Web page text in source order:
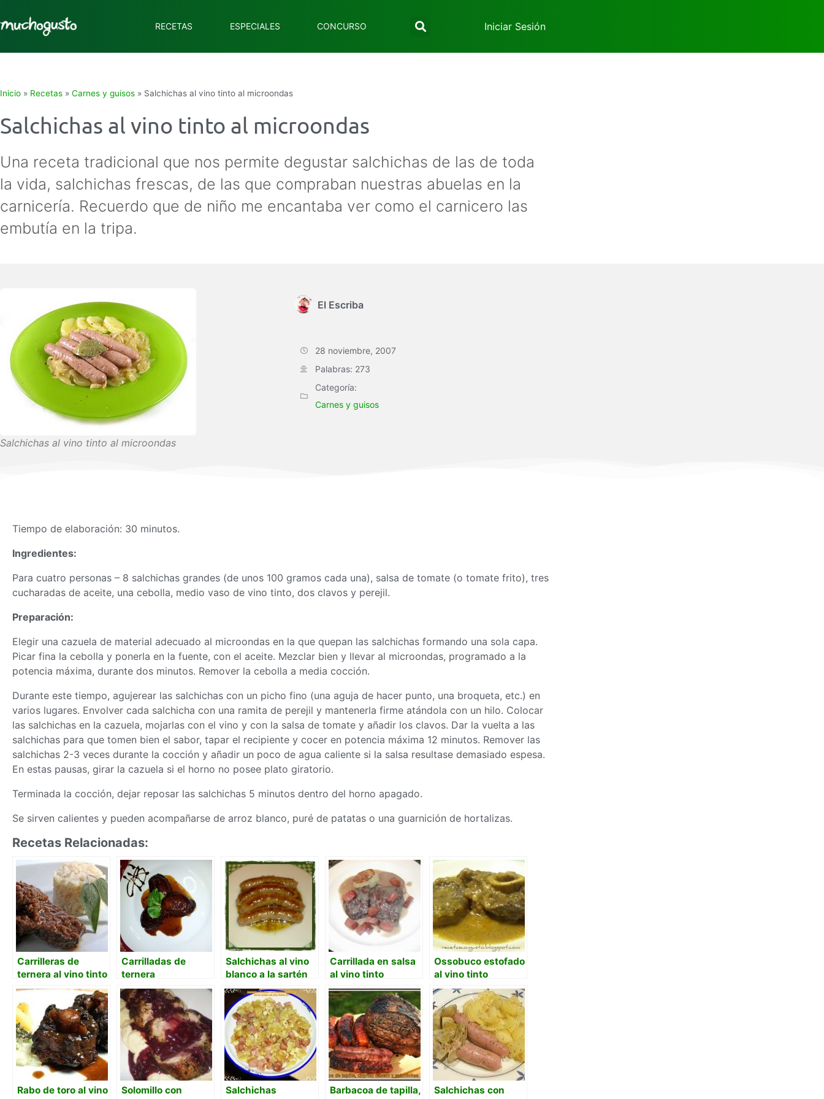
RECETAS ESPECIALES CONCURSO Iniciar Sesión
Inicio » Recetas » Carnes y guisos » Salchichas al vino tinto al microondas
Salchichas al vino tinto al microondas
Una receta tradicional que nos permite degustar salchichas de las de toda
la vida, salchichas frescas, de las que compraban nuestras abuelas en la
carnicería. Recuerdo que de niño me encantaba ver como el carnicero las
embutía en la tripa.
Salchichas al vino tinto al microondas
El Escriba
28 noviembre, 2007
Palabras: 273
Categoría:
Carnes y guisos
Tiempo de elaboración: 30 minutos.
Ingredientes:
Para cuatro personas – 8 salchichas grandes (de unos 100 gramos cada una), salsa de tomate (o tomate frito), tres
cucharadas de aceite, una cebolla, medio vaso de vino tinto, dos clavos y perejil.
Preparación:
Elegir una cazuela de material adecuado al microondas en la que quepan las salchichas formando una sola capa.
Picar fina la cebolla y ponerla en la fuente, con el aceite. Mezclar bien y llevar al microondas, programado a la
potencia máxima, durante dos minutos. Remover la cebolla a media cocción.
Durante este tiempo, agujerear las salchichas con un picho fino (una aguja de hacer punto, una broqueta, etc.) en
varios lugares. Envolver cada salchicha con una ramita de perejil y mantenerla firme atándola con un hilo. Colocar
las salchichas en la cazuela, mojarlas con el vino y con la salsa de tomate y añadir los clavos. Dar la vuelta a las
salchichas para que tomen bien el sabor, tapar el recipiente y cocer en potencia máxima 12 minutos. Remover las
salchichas 2-3 veces durante la cocción y añadir un poco de agua caliente si la salsa resultase demasiado espesa.
En estas pausas, girar la cazuela si el horno no posee plato giratorio.
Terminada la cocción, dejar reposar las salchichas 5 minutos dentro del horno apagado.
Se sirven calientes y pueden acompañarse de arroz blanco, puré de patatas o una guarnición de hortalizas.
Recetas Relacionadas:
Carrilleras de
ternera al vino tinto
Carrilladas de
ternera
caramelizadas con
vino tinto
Salchichas al vino
blanco a la sartén
con ajo
Carrillada en salsa
al vino tinto
Ossobuco estofado
al vino tinto
Rabo de toro al vino
Solomillo con
Salchichas
Barbacoa de tapilla,
Salchichas con